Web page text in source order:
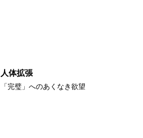
人体拡張
「完璧」へのあくなき欲望